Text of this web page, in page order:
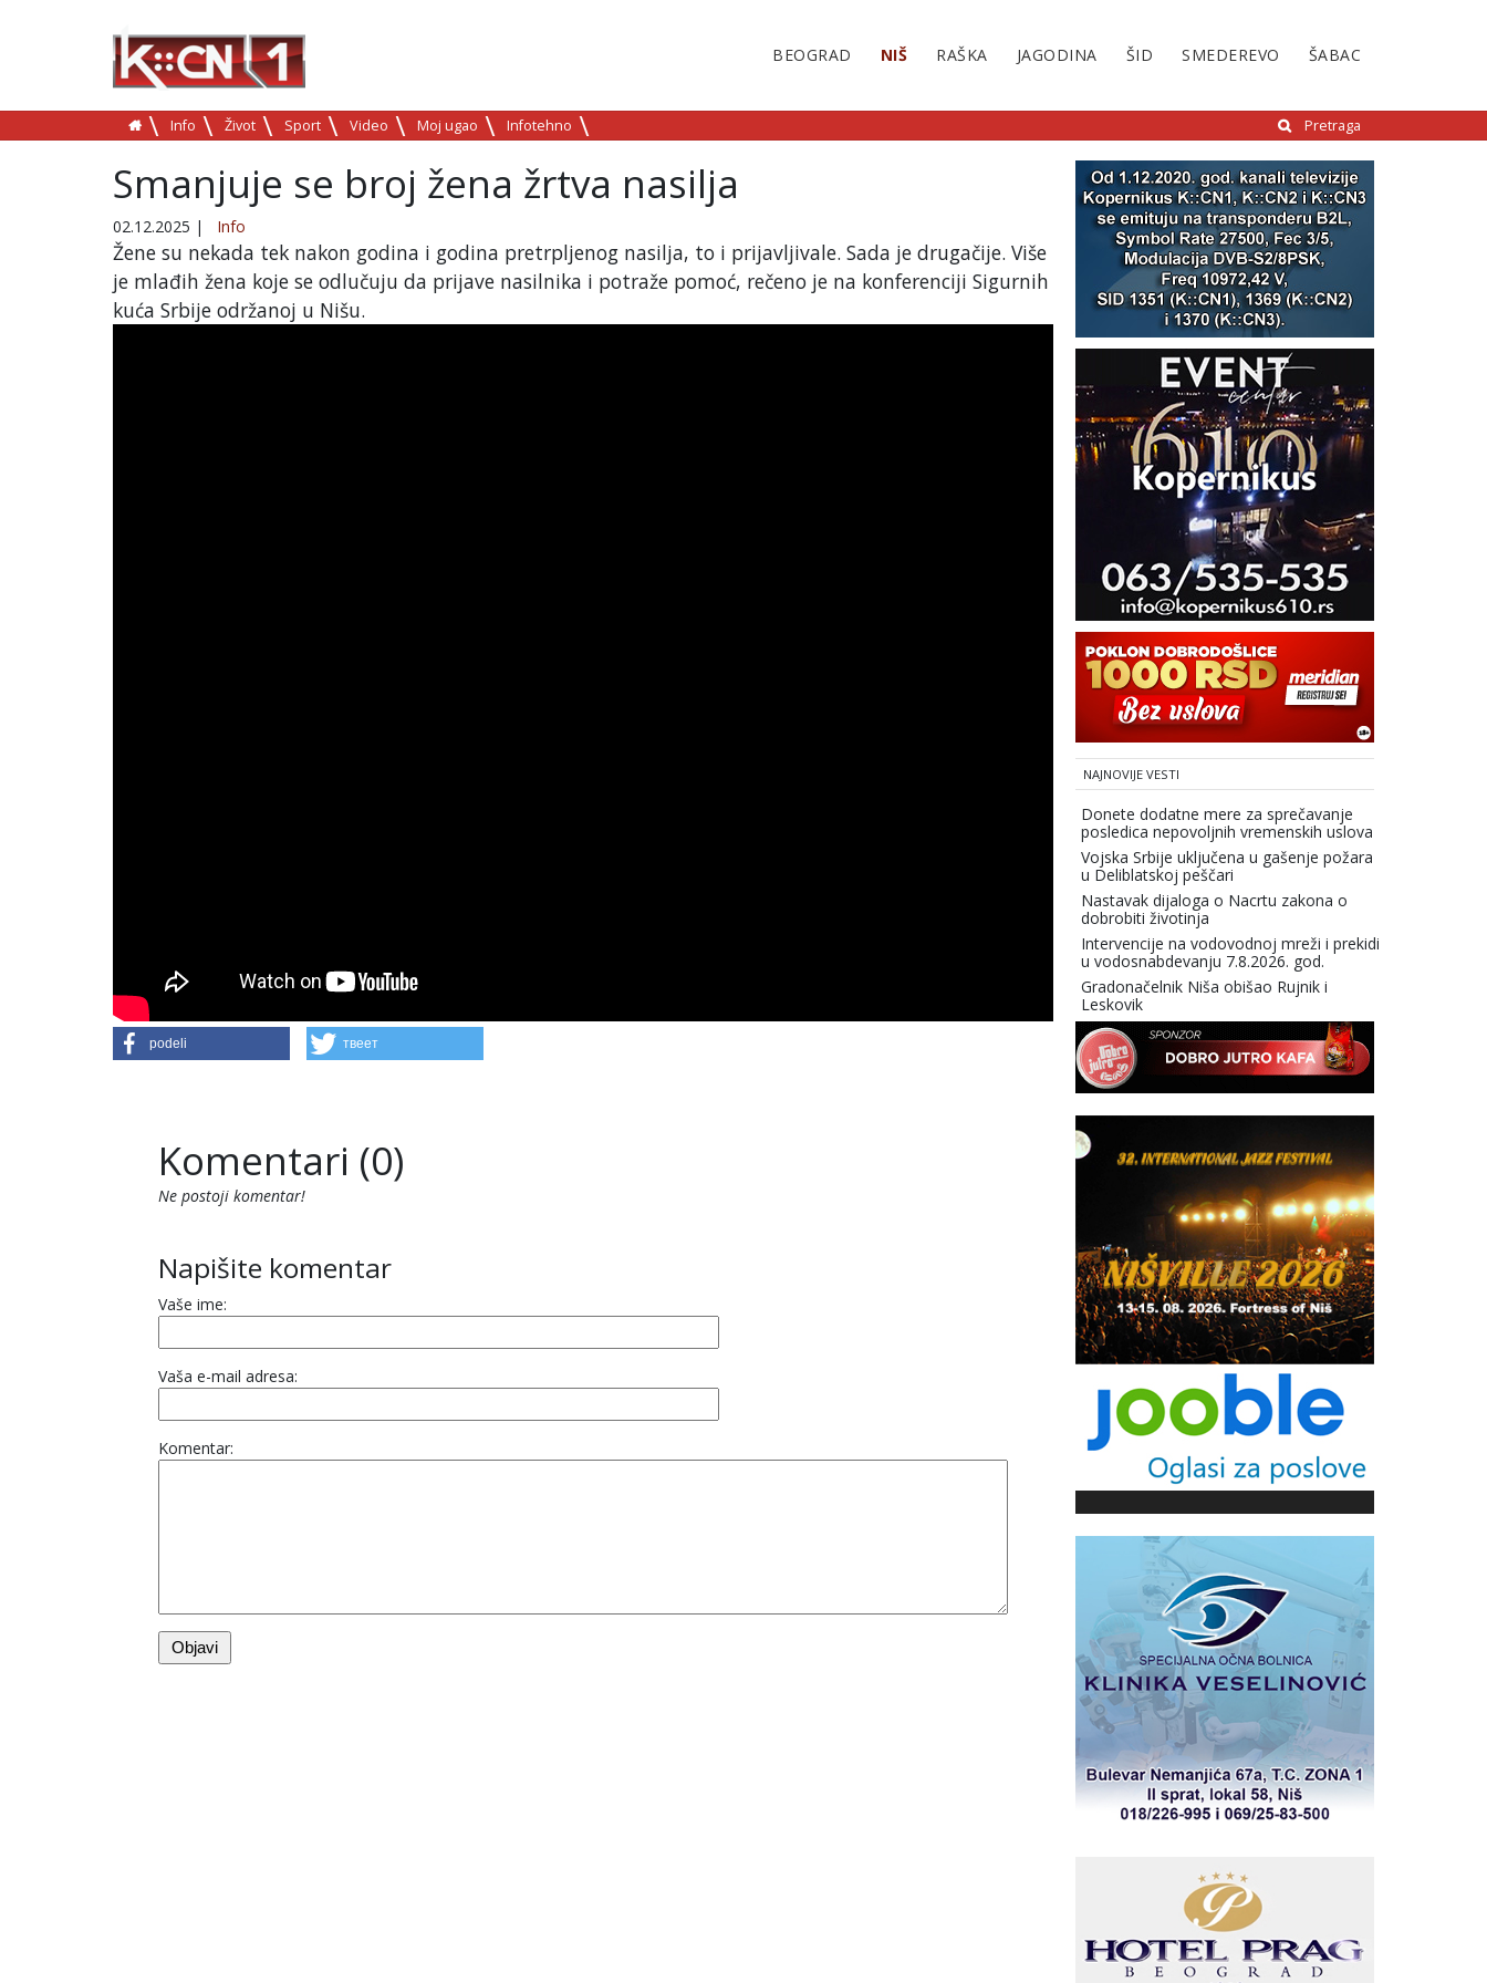
BEOGRAD NIŠ RAŠKA JAGODINA ŠID SMEDEREVO ŠABAC
Info Život Sport Video Moj ugao Infotehno Pretraga
Smanjuje se broj žena žrtva nasilja
02.12.2025 | Info
Žene su nekada tek nakon godina i godina pretrpljenog nasilja, to i prijavljivale. Sada je drugačije. Više
je mlađih žena koje se odlučuju da prijave nasilnika i potraže pomoć, rečeno je na konferenciji Sigurnih
kuća Srbije održanoj u Nišu.
podeli твеет
Komentari (0)
Ne postoji komentar!
Napišite komentar
Vaše ime:
Vaša e-mail adresa:
Komentar:
NAJNOVIJE VESTI
Donete dodatne mere za sprečavanje
posledica nepovoljnih vremenskih uslova
Vojska Srbije uključena u gašenje požara
u Deliblatskoj peščari
Nastavak dijaloga o Nacrtu zakona o
dobrobiti životinja
Intervencije na vodovodnoj mreži i prekidi
u vodosnabdevanju 7.8.2026. god.
Gradonačelnik Niša obišao Rujnik i
Leskovik